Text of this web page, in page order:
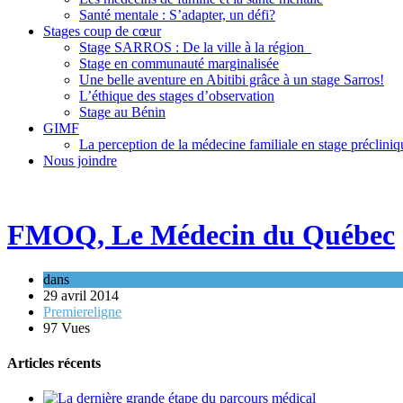
Santé mentale : S’adapter, un défi?
Stages coup de cœur
Stage SARROS : De la ville à la région
Stage en communauté marginalisée
Une belle aventure en Abitibi grâce à un stage Sarros!
L’éthique des stages d’observation
Stage au Bénin
GIMF
La perception de la médecine familiale en stage
Nous joindre
FMOQ, Le Médecin du Québec
dans
29 avril 2014
Premiereligne
97 Vues
Articles récents